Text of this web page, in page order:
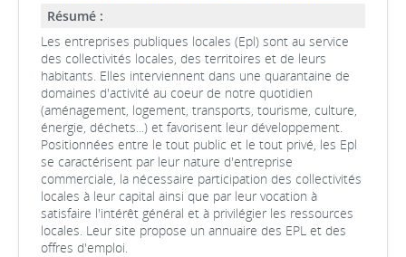
Résumé :
Les entreprises publiques locales (Epl) sont au service
des collectivités locales, des territoires et de leurs
habitants. Elles interviennent dans une quarantaine de
domaines d'activité au coeur de notre quotidien
(aménagement, logement, transports, tourisme, culture,
énergie, déchets...) et favorisent leur développement.
Positionnées entre le tout public et le tout privé, les Epl
se caractérisent par leur nature d'entreprise
commerciale, la nécessaire participation des collectivités
locales à leur capital ainsi que par leur vocation à
satisfaire l'intérêt général et à privilégier les ressources
locales. Leur site propose un annuaire des EPL et des
offres d'emploi.